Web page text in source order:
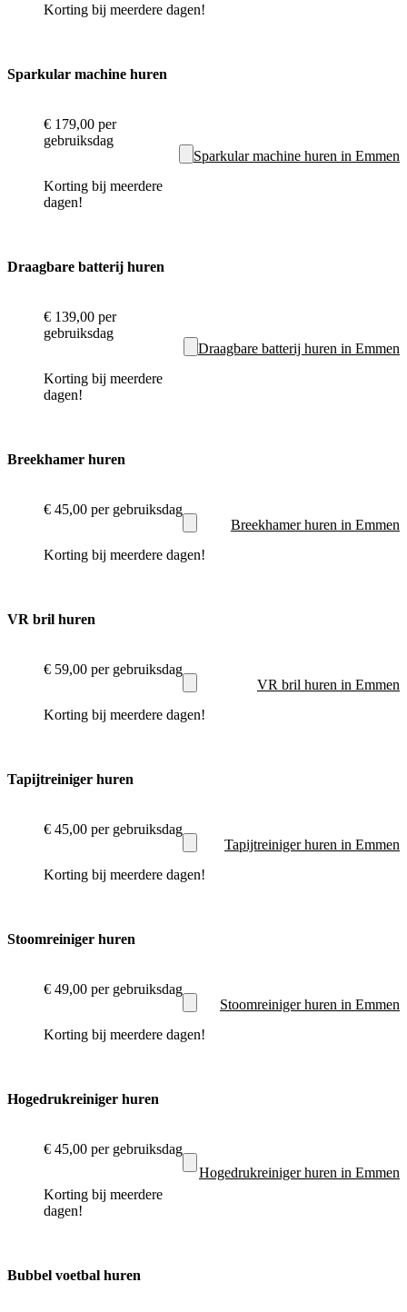
Korting bij meerdere dagen!
Sparkular machine huren
€ 179,00 per
gebruiksdag
Korting bij meerdere
dagen!
Sparkular machine huren in Emmen
Draagbare batterij huren
€ 139,00 per
gebruiksdag
Korting bij meerdere
dagen!
Draagbare batterij huren in Emmen
Breekhamer huren
€ 45,00 per gebruiksdag
Korting bij meerdere dagen!
Breekhamer huren in Emmen
VR bril huren
€ 59,00 per gebruiksdag
Korting bij meerdere dagen!
VR bril huren in Emmen
Tapijtreiniger huren
€ 45,00 per gebruiksdag
Korting bij meerdere dagen!
Tapijtreiniger huren in Emmen
Stoomreiniger huren
€ 49,00 per gebruiksdag
Korting bij meerdere dagen!
Stoomreiniger huren in Emmen
Hogedrukreiniger huren
€ 45,00 per gebruiksdag
Korting bij meerdere
dagen!
Hogedrukreiniger huren in Emmen
Bubbel voetbal huren